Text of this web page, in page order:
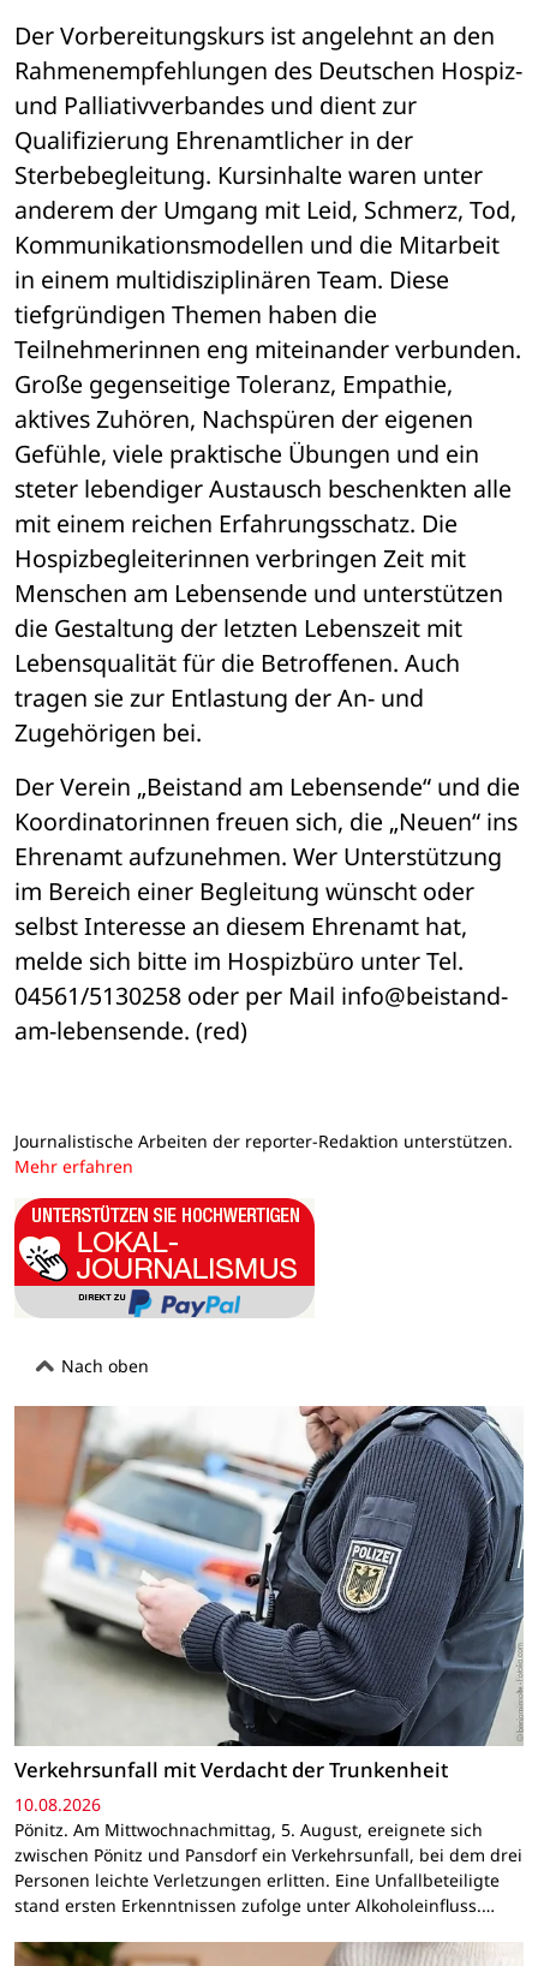
Der Vorbereitungskurs ist angelehnt an den
Rahmenempfehlungen des Deutschen Hospiz-
und Palliativverbandes und dient zur
Qualifizierung Ehrenamtlicher in der
Sterbebegleitung. Kursinhalte waren unter
anderem der Umgang mit Leid, Schmerz, Tod,
Kommunikationsmodellen und die Mitarbeit
in einem multidisziplinären Team. Diese
tiefgründigen Themen haben die
Teilnehmerinnen eng miteinander verbunden.
Große gegenseitige Toleranz, Empathie,
aktives Zuhören, Nachspüren der eigenen
Gefühle, viele praktische Übungen und ein
steter lebendiger Austausch beschenkten alle
mit einem reichen Erfahrungsschatz. Die
Hospizbegleiterinnen verbringen Zeit mit
Menschen am Lebensende und unterstützen
die Gestaltung der letzten Lebenszeit mit
Lebensqualität für die Betroffenen. Auch
tragen sie zur Entlastung der An- und
Zugehörigen bei.
Der Verein „Beistand am Lebensende“ und die
Koordinatorinnen freuen sich, die „Neuen“ ins
Ehrenamt aufzunehmen. Wer Unterstützung
im Bereich einer Begleitung wünscht oder
selbst Interesse an diesem Ehrenamt hat,
melde sich bitte im Hospizbüro unter Tel.
04561/5130258 oder per Mail info@beistand-
am-lebensende. (red)
Journalistische Arbeiten der reporter-Redaktion unterstützen.
Mehr erfahren
Nach oben
Verkehrsunfall mit Verdacht der Trunkenheit
10.08.2026
Pönitz. Am Mittwochnachmittag, 5. August, ereignete sich
zwischen Pönitz und Pansdorf ein Verkehrsunfall, bei dem drei
Personen leichte Verletzungen erlitten. Eine Unfallbeteiligte
stand ersten Erkenntnissen zufolge unter Alkoholeinfluss.…